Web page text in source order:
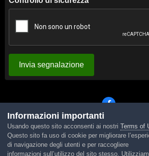
Invia segnalazione
Lingua Tema Contattaci
Powered by Invision Community
Informazioni importanti
Usando questo sito acconsenti ai nostri Terms of
Questo sito fa uso di cookie per migliorare
di navigazione degli utenti e per raccogliere
informazioni sull’utilizzo del sito stesso.